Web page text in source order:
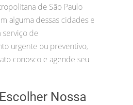
de São Paulo
alguma dessas cidades e
serviço de
urgente ou preventivo,
conosco e agende seu
Nossa